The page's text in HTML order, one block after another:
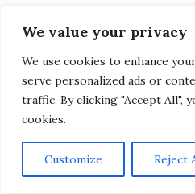
We value your privacy
We use cookies to enhance
serve personalized ads or
traffic. By clicking "Accept All",
cookies.
Customize Reject
muchos kilómetros por
arrastrando el peso
aprovechar su
resulta
Para el usuario medio